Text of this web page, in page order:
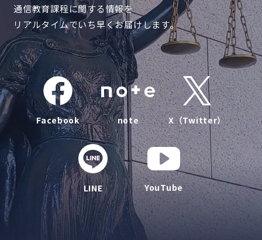
通信教育課程に関する情報を
リアルタイムでいち早くお届けします。
Facebook note X（Twitter）
LINE YouTube